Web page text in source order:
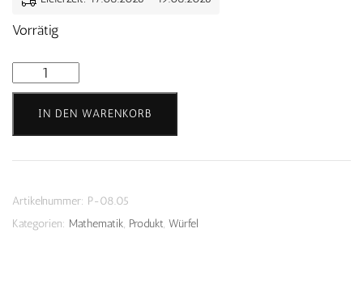
Vorrätig
Punkte
Holzwürfel
MengeIN DEN WARENKORB
Artikelnummer: P-08.05
Kategorien: Mathematik, Produkt, Würfel